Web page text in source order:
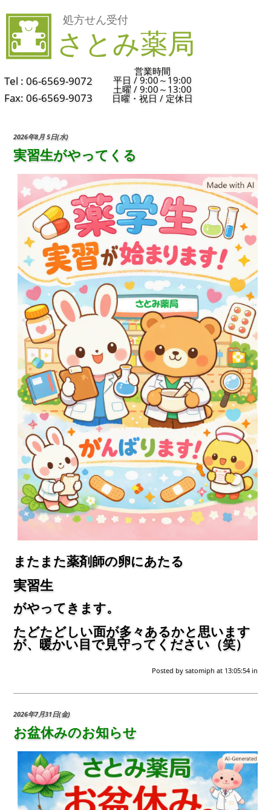
Tel : 06-6569-9072
Fax: 06-6569-9073
営業時間
平日 / 9:00～19:00
土曜 / 9:00～13:00
日曜・祝日 / 定休日
2026年8月 5日(水)
実習生がやってくる
またまた薬剤師の卵にあたる
実習生
がやってきます。
たどたどしい面が多々あるかと思います
が、暖かい目で見守ってください（笑）
Posted by satomiph at 13:05:54 in
2026年7月31日(金)
お盆休みのお知らせ